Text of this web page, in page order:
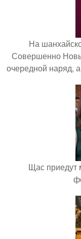
На
Совершенно
очередной наряд,
Щас приедут